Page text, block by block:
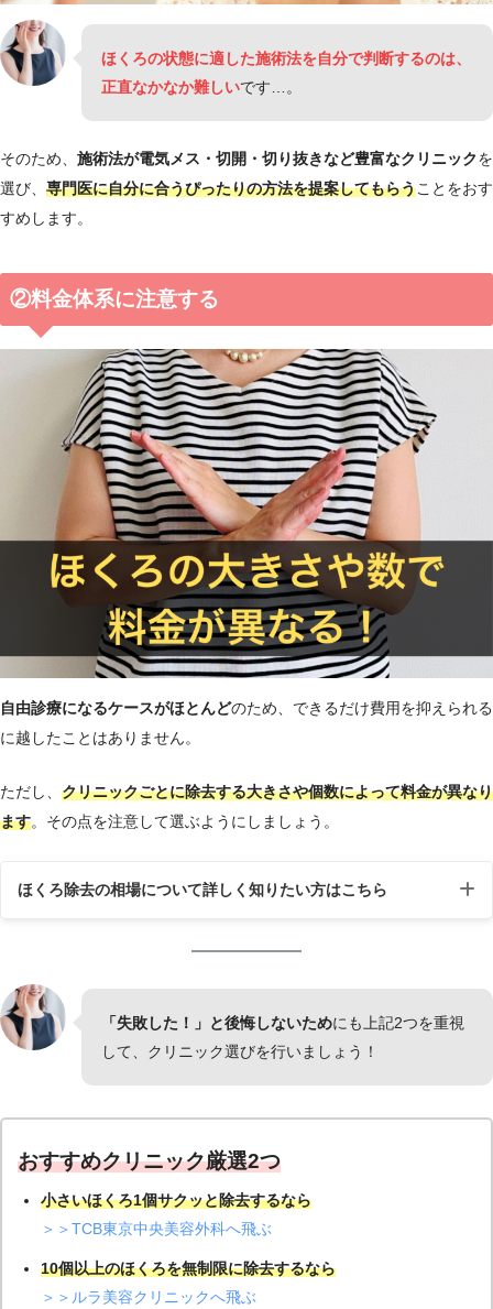
ほくろの状態に適した施術法を自分で判断するのは、
正直なかなか難しいです…。
そのため、 施術法が電気メス・切開・切り抜きなど豊富なクリニックを
選び、 専門医に自分に合うぴったりの方法を提案してもらうことをおす
すめします。
②料金体系に注意する
自由診療になるケースがほとんどのため、できるだけ費用を抑えられる
に越したことはありません。
ただし、 クリニックごとに除去する大きさや個数によって料金が異なり
ます。その点を注意して選ぶようにしましょう。
ほくろ除去の相場について詳しく知りたい方はこちら
「失敗した！」と後悔しないためにも上記2つを重視
して、クリニック選びを行いましょう！
おすすめクリニック厳選2つ
小さいほくろ1個サクッと除去するなら
＞＞TCB東京中央美容外科へ飛ぶ
10個以上のほくろを無制限に除去するなら
＞＞ルラ美容クリニックへ飛ぶ